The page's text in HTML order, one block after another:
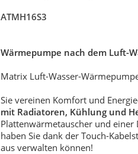
ATMH16S3
Wärmepumpe nach dem Luft-
Matrix Luft-Wasser-
Sie vereinen Komfort und
mit Radiatoren, Kühlung und
Plattenwärmetauscher und
haben Sie dank der Touch-
aus verwalten können!